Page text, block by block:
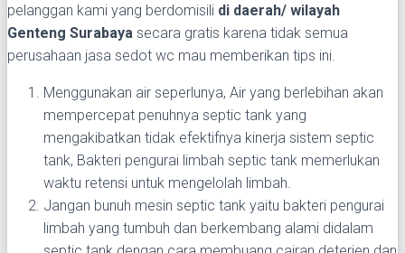
pelanggan kami yang berdomisili di daerah/ wilayah
Genteng Surabaya secara gratis karena tidak semua
perusahaan jasa sedot wc mau memberikan tips ini.
Menggunakan air seperlunya, Air yang berlebihan akan
mempercepat penuhnya septic tank yang
mengakibatkan tidak efektifnya kinerja sistem septic
tank, Bakteri pengurai limbah septic tank memerlukan
waktu retensi untuk mengelolah limbah.
Jangan bunuh mesin septic tank yaitu bakteri pengurai
limbah yang tumbuh dan berkembang alami didalam